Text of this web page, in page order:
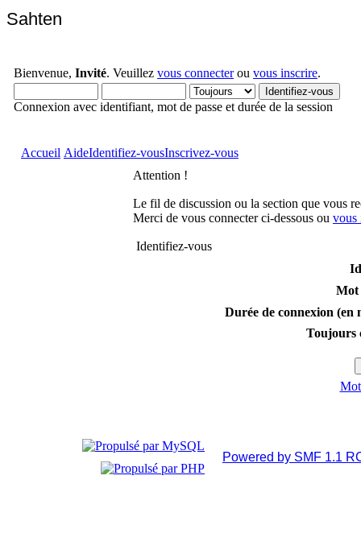
Sahten
Bienvenue, Invité. Veuillez vous connecterou vous inscrire.
Connexion avec identifiant, mot de passe et durée de la session
Accueil AideIdentifiez-vousInscrivez-vous
Attention !
Le fil de discussion ou la section que vous
Merci de vous connecter ci-dessous ou vous
Identifiez-vous
Mot
Durée de connexion (en
Toujours
Powered by SMF 1.1